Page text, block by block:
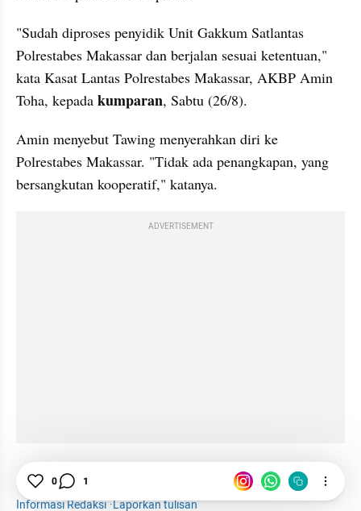
"Sudah diproses penyidik Unit Gakkum Satlantas
Polrestabes Makassar dan berjalan sesuai ketentuan,"
kata Kasat Lantas Polrestabes Makassar, AKBP Amin
Toha, kepada kumparan, Sabtu (26/8).
Amin menyebut Tawing menyerahkan diri ke
Polrestabes Makassar. "Tidak ada penangkapan, yang
bersangkutan kooperatif," katanya.
ADVERTISEMENT
PAN CCTV
Informasi Redaksi·Laporkan tulisan
0 1